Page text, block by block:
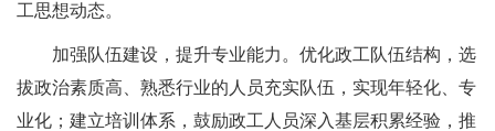
工思想动态。
加强队伍建设，提升专业能力。优化政工队伍结构，选
拔政治素质高、熟悉行业的人员充实队伍，实现年轻化、专
业化；建立培训体系，鼓励政工人员深入基层积累经验，推